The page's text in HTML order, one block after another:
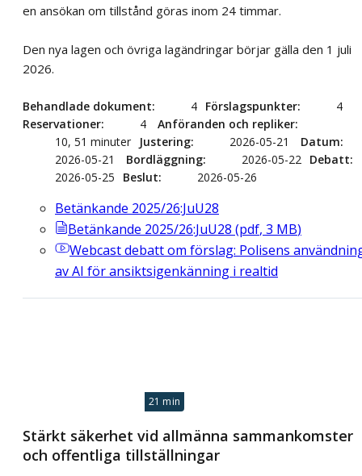
en ansökan om tillstånd göras inom 24 timmar.
Den nya lagen och övriga lagändringar börjar gälla den 1 juli
2026.
Behandlade dokument 4 Förslagspunkter
4
Reservationer
4
Anföranden och repliker
10, 51 minuter
Justering 2026-05-21
Datum
2026-05-21
Bordläggning 2026-05-22
Debatt
2026-05-25
Beslut 2026-05-26
Betänkande 2025/26:JuU28
Betänkande 2025/26:JuU28 (pdf, 3 MB)
Webcastdebatt om förslag: Polisens
av AI för ansiktsigenkänning i realtid
21 min
Stärkt säkerhet vid allmänna sammankomster
och offentliga tillställningar